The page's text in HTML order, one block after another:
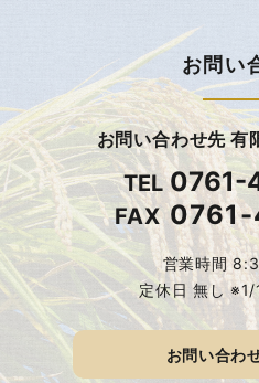
お問い
お問い合わせ先 有
TEL 0761-
FAX0761-
営業時間
定休日 無し
お問い合わ